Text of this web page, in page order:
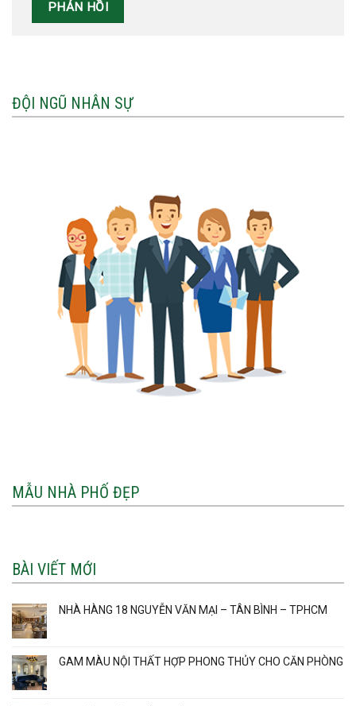
ĐỘI NGŨ NHÂN SỰ
MẪU NHÀ PHỐ ĐẸP
BÀI VIẾT MỚI
NHÀ HÀNG 18 NGUYỄN VĂN MẠI – TÂN BÌNH – TPHCM
GAM MÀU NỘI THẤT HỢP PHONG THỦY CHO CĂN PHÒNG